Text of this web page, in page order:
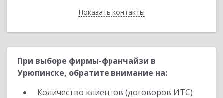
Показать контакты
Назад
При выборе фирмы-франчайзи в
Урюпинске, обратите внимание на:
Количество клиентов (договоров ИТС)